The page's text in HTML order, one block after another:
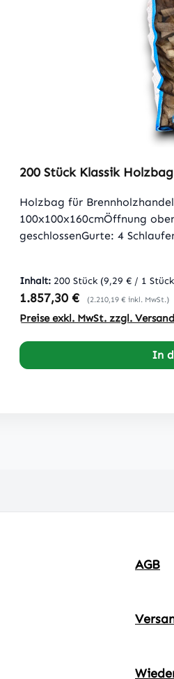
200 Stück Klassik
Holzbag für
100x100x160cmÖffnung
geschlossenGurte: 4
160 g/m²Grammatur
Seiten und Boden ist aus
Qualität nach DIN EN ISO
Inhalt: 200 Stück (9,29 € / 1
Regulärer Preis:
1.857,30 € (2.210,19 € inkl. MwSt.)
Preise exkl. MwSt. zzgl.
In
AGB